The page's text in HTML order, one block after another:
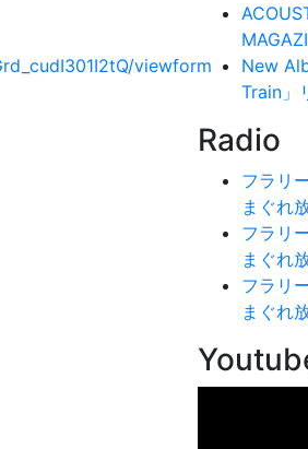
viewform
New
Train」
Radio
フラリ
まぐれ
フラリ
まぐれ
フラリ
まぐれ